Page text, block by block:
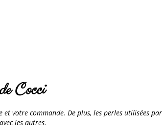
Cocci
votre commande. De plus, les perles utilisées par
les autres.